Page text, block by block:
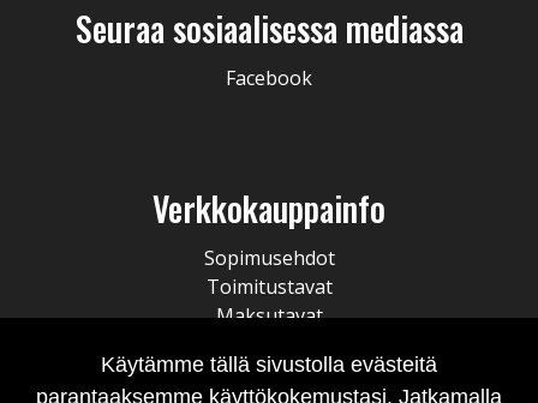
Seuraa sosiaalisessa mediassa
Facebook
Verkkokauppainfo
Sopimusehdot
Toimitustavat
Maksutavat
Tilausten peruminen
Käytämme tällä sivustolla evästeitä
parantaaksemme käyttökokemustasi. Jatkamalla